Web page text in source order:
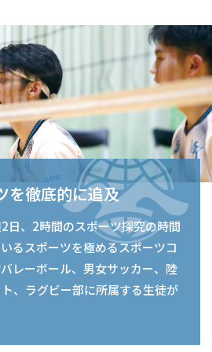
学校生活
卒業生の方へ
寄付金のお願い
保護者の方へ
を徹底的に追及
日、2時間のスポーツ探究の時間
るスポーツを極めるスポーツコ
レーボール、男女サッカー、陸
、ラグビー部に所属する生徒が